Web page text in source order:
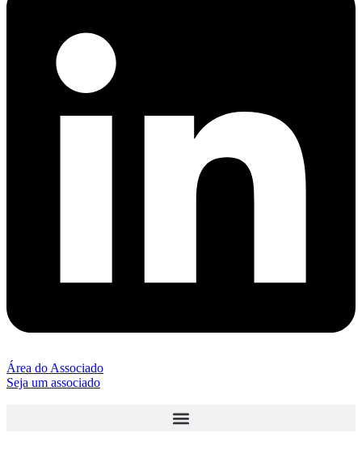
Área do Associado
Seja um associado